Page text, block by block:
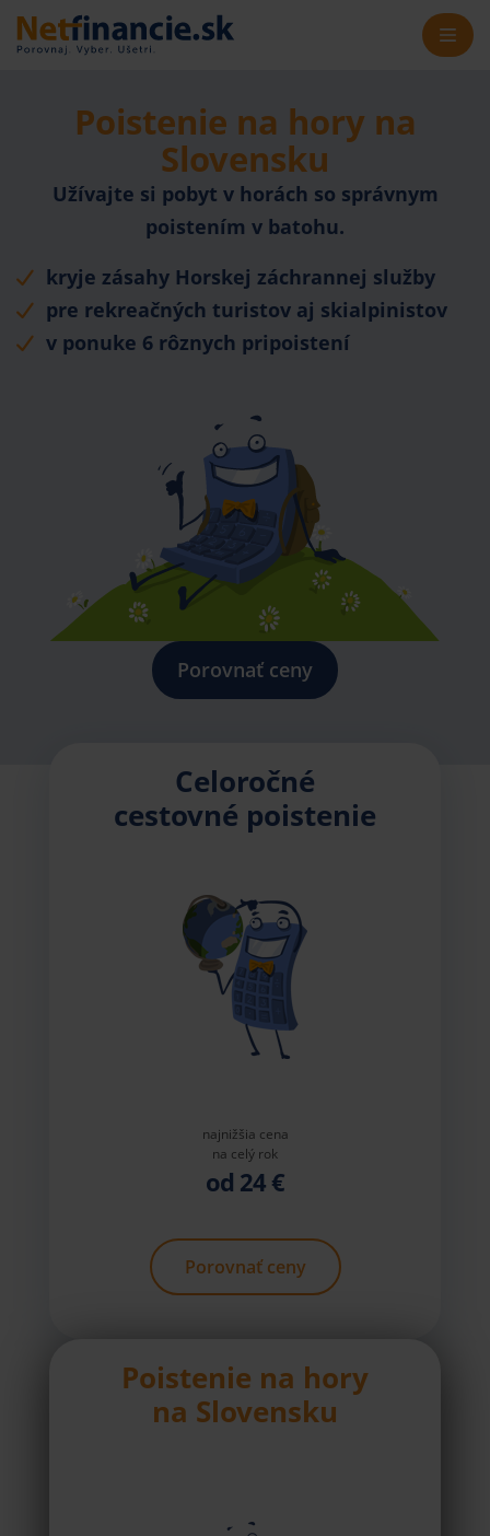
Poistenie na hory na
Slovensku
Užívajte si pobyt v horách so správnym
poistením v batohu.
kryje zásahy Horskej záchrannej služby
pre rekreačných turistov aj skialpinistov
v ponuke 6 rôznych pripoistení
Porovnať ceny
Celoročné
cestovné poistenie
najnižšia cena
na celý rok
od 24 €
Porovnať ceny
Poistenie na hory
na Slovensku